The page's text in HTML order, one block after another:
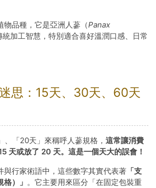
物品種，它是亞洲人蔘（Panax
統加工智慧，特別適合喜好溫潤口感、日常
思：15天、30天、60天
、「20天」來稱呼人蔘規格， 這常讓消費
天或放了 20 天。這是一個天大的誤會！
與行家術語中，這些數字其實代表著 「支
）」 。它主要用來區分「在固定包裝重